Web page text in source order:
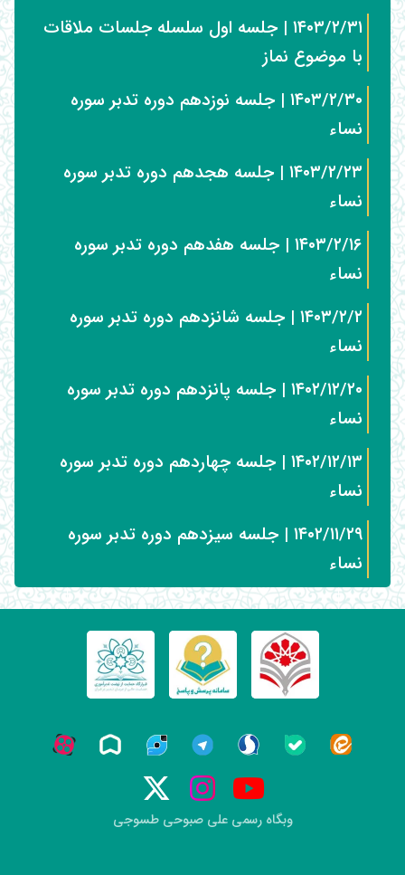
۱۴۰۳/۲/۳۱ | جلسه اول سلسله جلسات ملاقات
با موضوع نماز
۱۴۰۳/۲/۳۰ | جلسه نوزدهم دوره تدبر سوره
نساء
۱۴۰۳/۲/۲۳ | جلسه هجدهم دوره تدبر سوره
نساء
۱۴۰۳/۲/۱۶ | جلسه هفدهم دوره تدبر سوره
نساء
۱۴۰۳/۲/۲ | جلسه شانزدهم دوره تدبر سوره
نساء
۱۴۰۲/۱۲/۲۰ | جلسه پانزدهم دوره تدبر سوره
نساء
۱۴۰۲/۱۲/۱۳ | جلسه چهاردهم دوره تدبر سوره
نساء
۱۴۰۲/۱۱/۲۹ | جلسه سیزدهم دوره تدبر سوره
نساء
وبگاه رسمی علی صبوحی طسوجی